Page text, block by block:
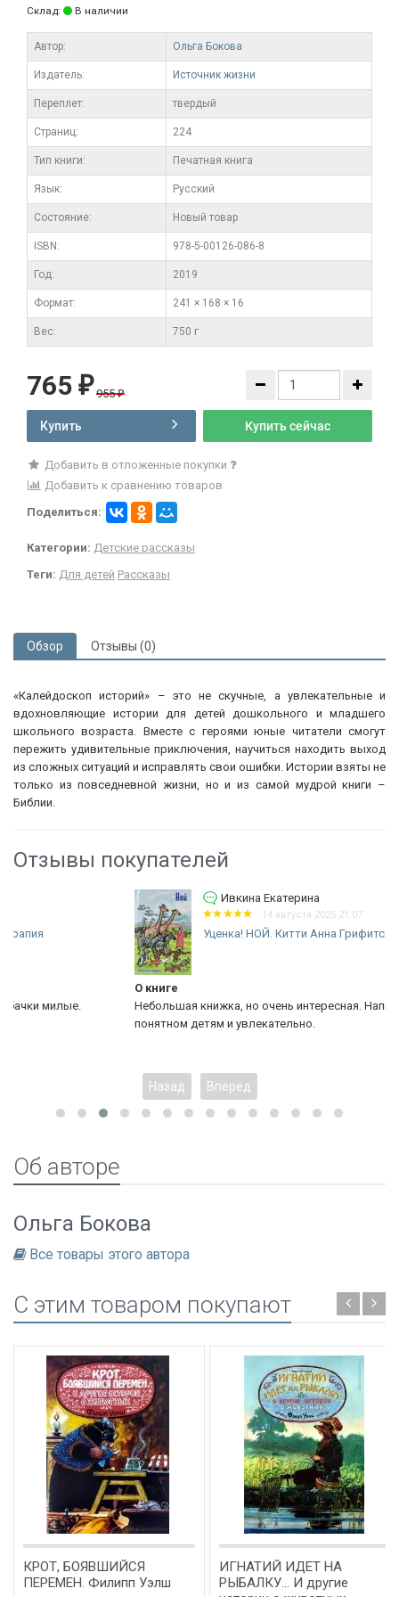
Склад: В наличии
Автор: Ольга Бокова
Издатель: Источник жизни
Переплет: твердый
Cтраниц: 224
Тип книги: Печатная книга
Язык: Русский
Состояние: Новый товар
ISBN: 978-5-00126-086-8
Год: 2019
Формат: 241 × 168 × 16
Вес: 750 г
765 ₽ 955₽
Купить Купить сейчас
Добавить в отложенные покупки
Добавить к сравнению товаров
Поделиться:
Категории: Детские рассказы
Теги: Для детей Рассказы
Обзор Отзывы (0)
«Калейдоскоп историй» – это не скучные, а увлекательные и
вдохновляющие истории для детей дошкольного и младшего
школьного возраста. Вместе с героями юные читатели смогут
пережить удивительные приключения, научиться находить выход
из сложных ситуаций и исправлять свои ошибки. Истории взяты не
только из повседневной жизни, но и из самой мудрой книги –
Библии.
Отзывы покупателей
Ивкина Екатерина
14 августа 2025 21:07
Уценка! НОЙ. Китти Анна Грифитс
Небольшая книжка, но очень интересная. Написана на языке,
понятном детям и увлекательно.
Назад Вперед
Об авторе
Ольга Бокова
Все товары этого автора
C этим товаром покупают
КРОТ, БОЯВШИЙСЯ
ПЕРЕМЕН. Филипп Уэлш
ИГНАТИЙ ИДЕТ НА
РЫБАЛКУ... И другие